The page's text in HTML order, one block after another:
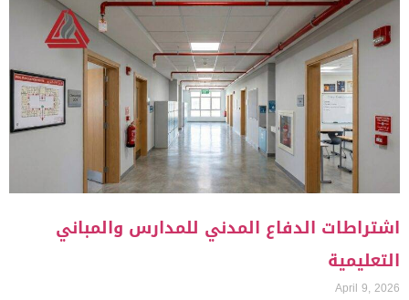
اشتراطات الدفاع المدني للمدارس والمباني
التعليمية
April 9, 2026